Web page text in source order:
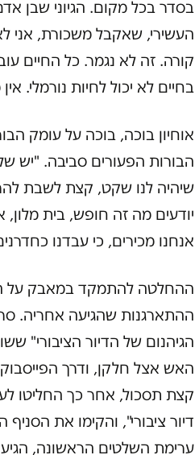
העשירי, שאקבל משכורת, אני
קורה. זה לא נגמר. כל החיים
בחיים לא יכול לחיות נורמלי.
אוחיון בוכה, בוכה על עומק
הבורות הפעורים סביבה. "יש
שיהיה לנו שקט, קצת לשבת
יודעים מה זה חופש, בית
אנחנו מכירים, כי עבדנו
ההחלטה להתמקד במאבק על
ההתארגנות שהגיעה אחריה.
הגיהנום של הדיור הציבורי"
האש אצל חלקן, ודרך
קצת תסכול, אחר כך החליטו
דיור ציבורי", והקימו את
ערימת השלטים הראשונה,